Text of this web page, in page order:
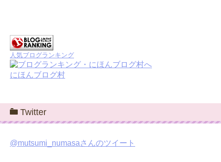
人気ブログランキング
にほんブログ村
Twitter
@mutsumi_numasaさんのツイート